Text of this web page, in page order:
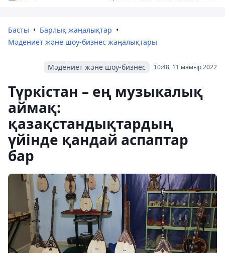
Басты
Барлық жаңалықтар
Мәдениет және шоу-бизнес жаңалықтары
10:48, 11 мамыр 2022
Мәдениет және шоу-бизнес
Түркістан – ең музыкалық
аймақ:
қазақстандықтардың
үйінде қандай аспаптар
бар